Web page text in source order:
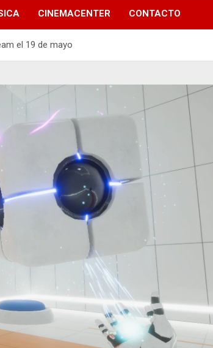
CINEMACENTER CONTACTO
el 19 de mayo